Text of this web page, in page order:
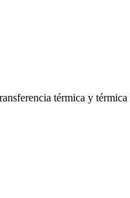
térmica y